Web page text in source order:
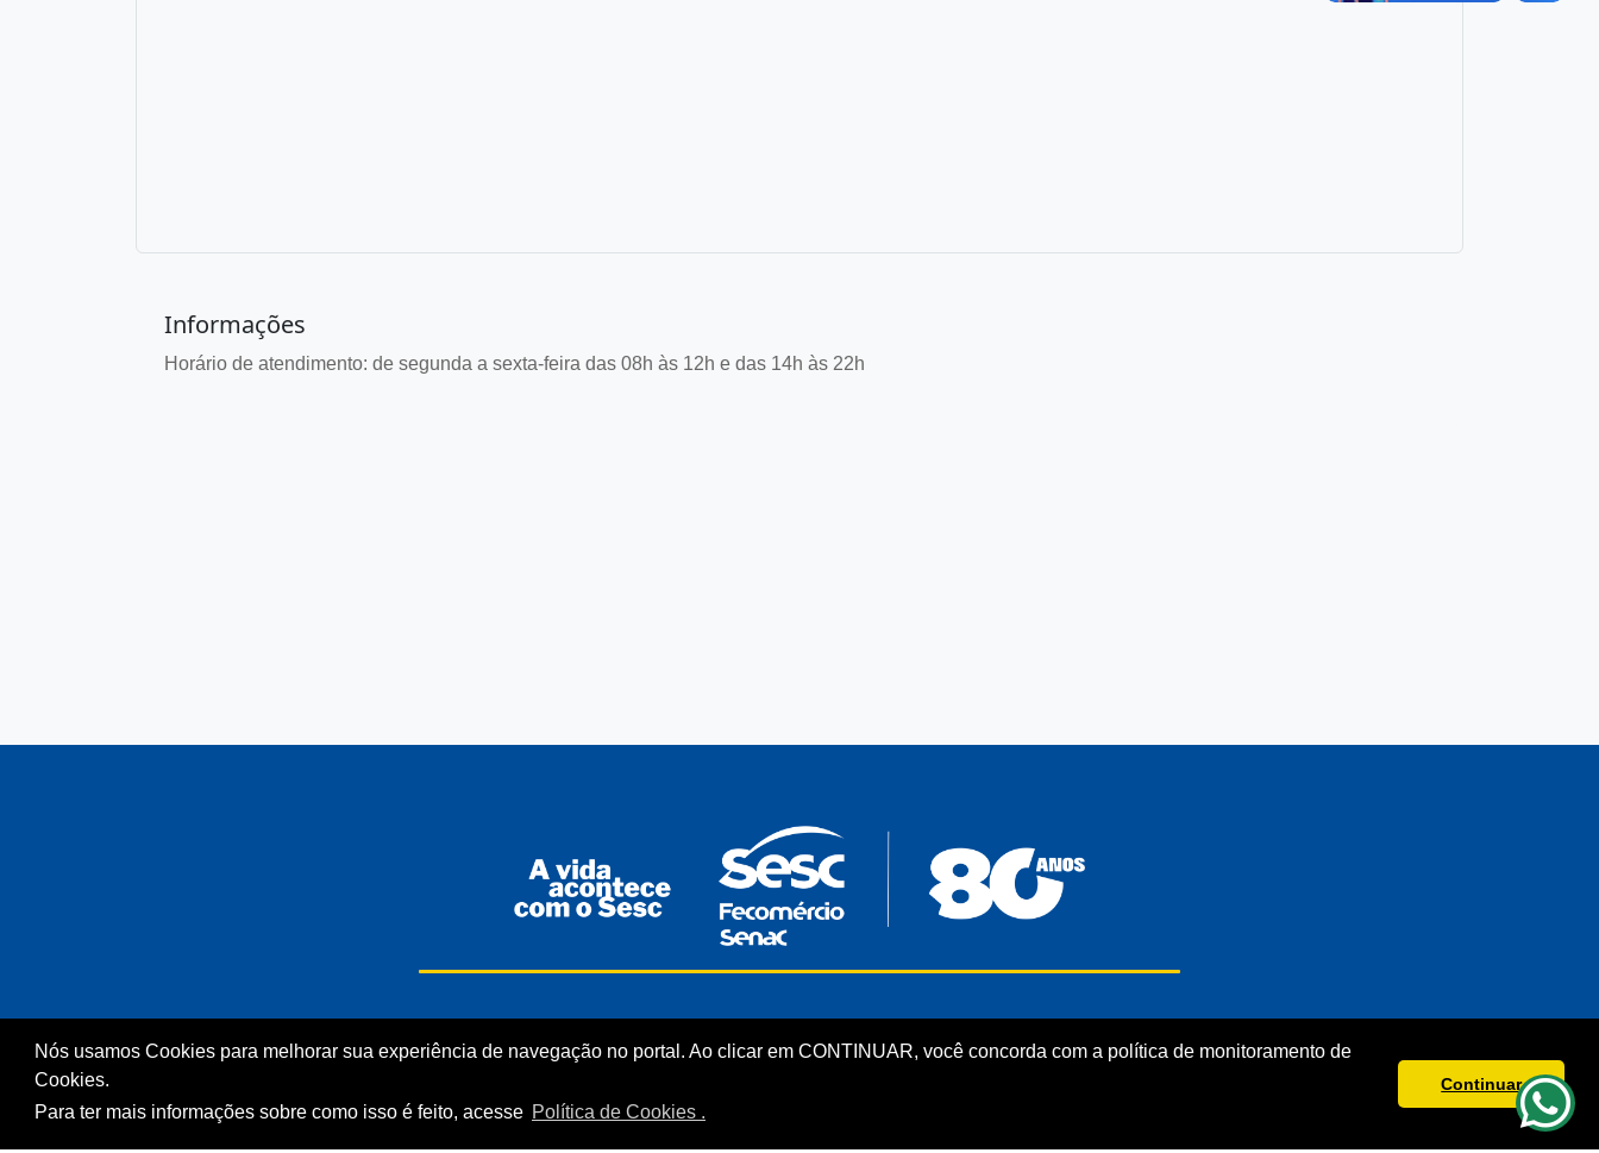
Nós usamos Cookies para melhorar sua experiência de navegação no portal. Ao clicar em CONTINUAR, você concorda com a política de monitoramento de
Cookies.
Para ter mais informações sobre como isso é feito, acesse Política de Cookies .
Continuar
Informações
Horário de atendimento: de segunda a sexta-feira das 08h às 12h e das 14h às 22h
Processos Seletivos
Licitações
Unidades Sesc-TO
Sistema Fecomércio
Quem Somos
Senac